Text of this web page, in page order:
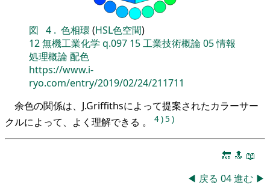
図 4 . 色相環 (HSL色空間)
12無機工業化学 q.097 15工業技術概論05情報
処理概論配色
https://www.i-
ryo.com/entry/2019/02/24/211711
余色の関係は、J.Griffithsによって提案されたカラーサー
クルによって、よく理解できる 。
4)5 )
🔚 🔝 📖
◀ 戻る 04進む ▶